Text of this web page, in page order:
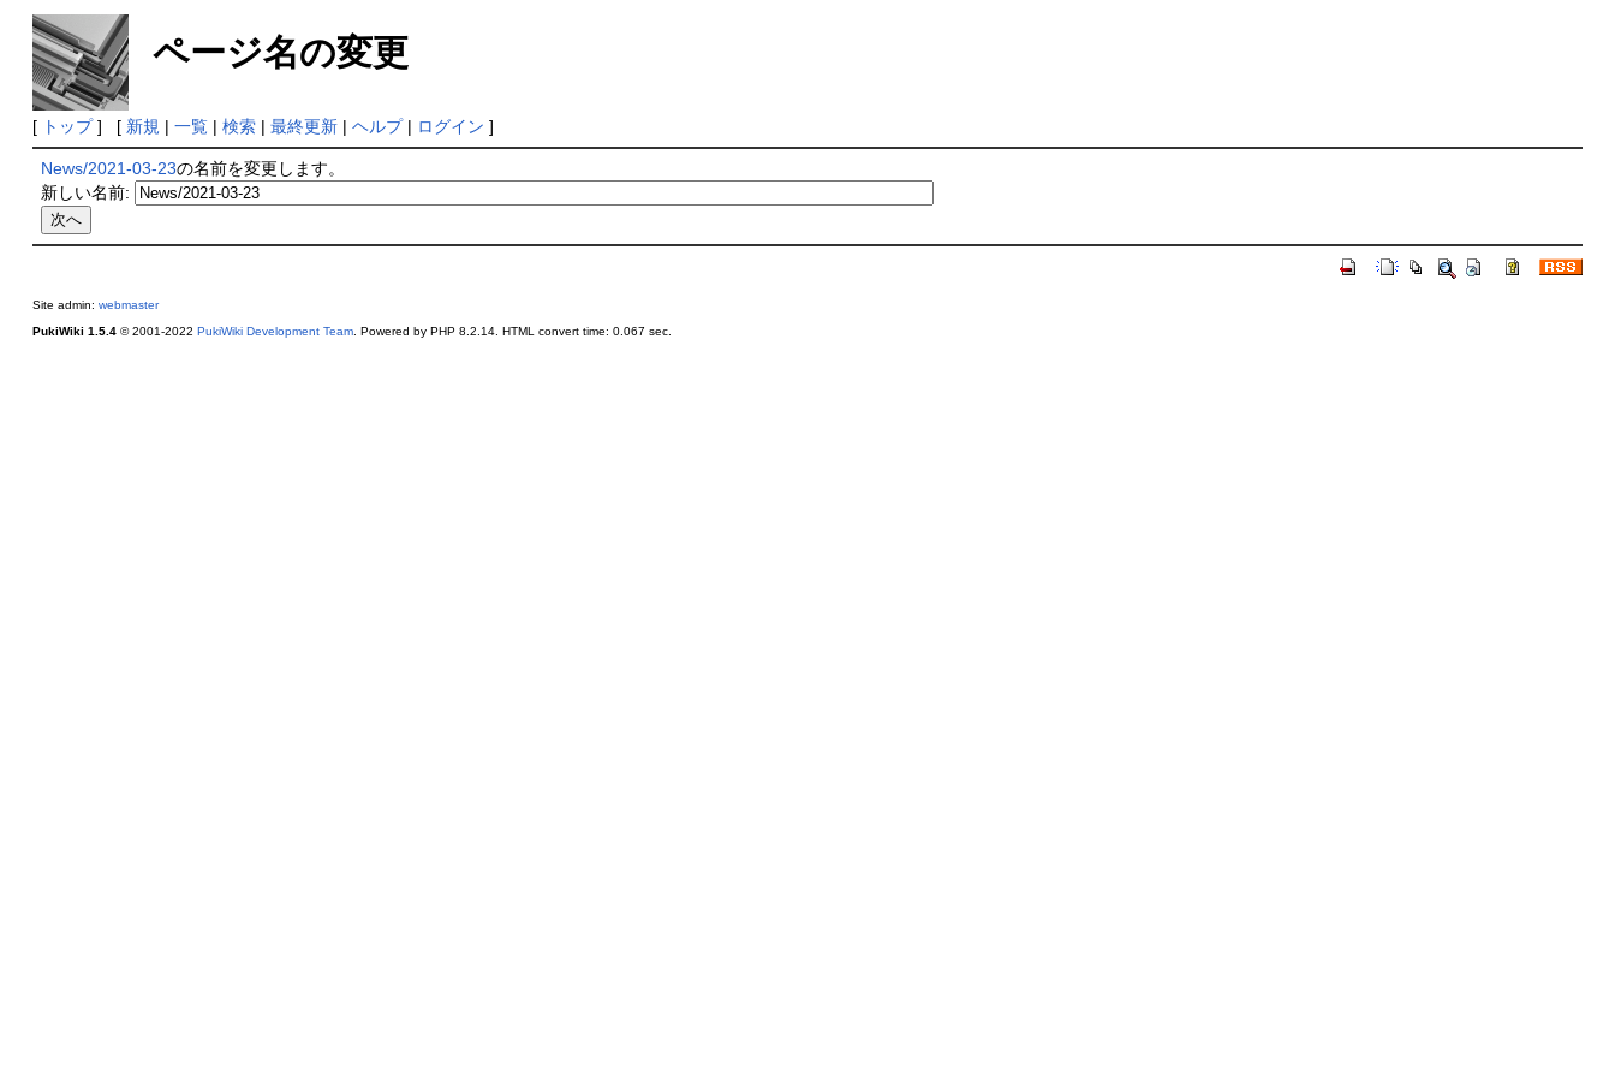
ページ名の変更
[ トップ] [ 新規 | 一覧| 検索| 最終更新| ヘルプ| ログイン ]
News/2021-03-23の名前を変更します。
新しい名前:
Site admin: webmaster
PukiWiki 1.5.4© 2001-2022 PukiWiki Development Team. Powered by PHP 8.2.14. HTML convert time: 0.067 sec.